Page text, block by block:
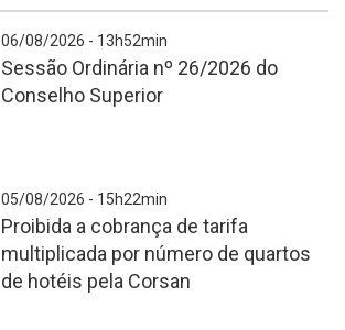
06/08/2026 - 13h52min
Sessão Ordinária nº 26/2026 do
Conselho Superior
05/08/2026 - 15h22min
Proibida a cobrança de tarifa
multiplicada por número de quartos
de hotéis pela Corsan